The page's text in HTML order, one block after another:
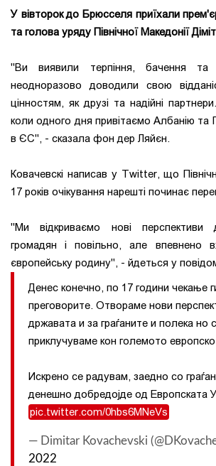
У вівторок до Брюсселя приїхали
та голова уряду Північної Македонії
"Ви виявили терпіння, бачення та
неодноразово доводили свою
цінностям, як друзі та надійні
коли одного дня привітаємо Албанію та
в ЄС", - сказала фон дер Ляйєн.
Ковачевскі написав у Twitter, що
17 років очікування нарешті починає
"Ми відкриваємо нові
громадян і повільно, але впевнено
європейську родину", - йдеться у
Денес конечно, по 17 години чекање
преговорите. Отвораме нови
државата и за граѓаните и полека но
приклучуваме кон големото
Искрено се радувам, заедно со
денешно добредојде од Европската
pic.twitter.com/0hbs6MNeVs
— Dimitar Kovachevski
2022